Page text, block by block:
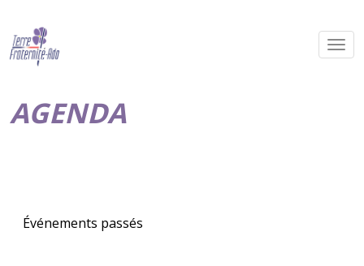
AGENDA
Événements passés